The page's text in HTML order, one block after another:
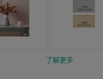
了解更多